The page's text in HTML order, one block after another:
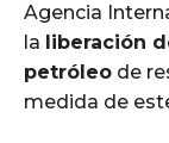
Agencia
la liberación
petróleo de
medida de